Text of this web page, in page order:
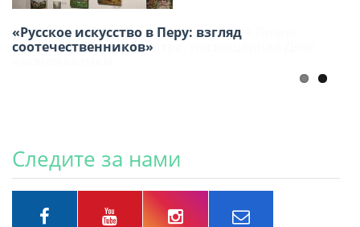
«Русское искусство в Перу: взгляд
соотечественников»
«Что? Где? Когда?» в Русском Доме Лимы:
интеллектуальная битва, посвященная Дню
Следите за нами